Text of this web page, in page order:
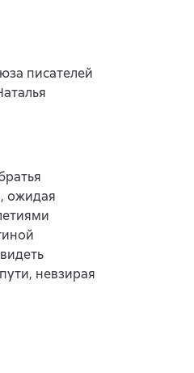
писателей
ожидая
невзирая